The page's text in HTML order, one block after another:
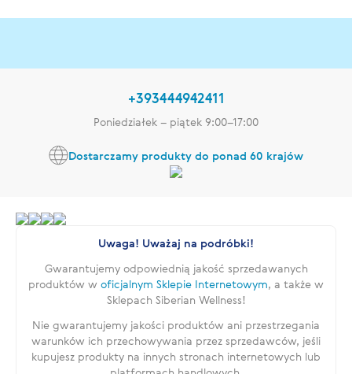
+393444942411
Poniedziałek – piątek 9:00–17:00
Dostarczamy produkty do ponad 60 krajów
Uwaga! Uważaj na podróbki!
Gwarantujemy odpowiednią jakość sprzedawanych
produktów w oficjalnym Sklepie Internetowym, a także w
Sklepach Siberian Wellness!
Nie gwarantujemy jakości produktów ani przestrzegania
warunków ich przechowywania przez sprzedawców, jeśli
kupujesz produkty na innych stronach internetowych lub